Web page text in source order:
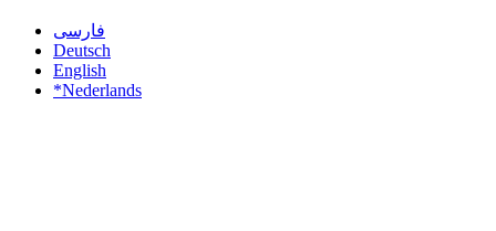
فارسی
Deutsch
English
*Nederlands